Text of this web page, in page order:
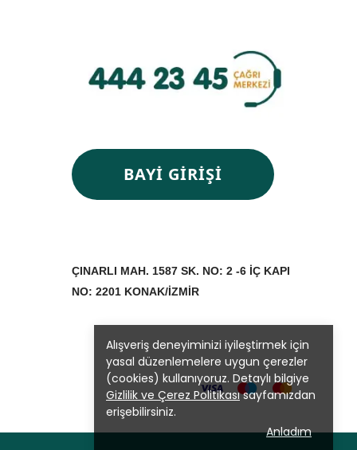
Alışveriş deneyiminizi iyileştirmek için
yasal düzenlemelere uygun çerezler
(cookies) kullanıyoruz. Detaylı bilgiye
Gizlilik ve Çerez Politikasısayfamızdan
erişebilirsiniz.
Anladım
BAYİ GİRİŞİ
ÇINARLI MAH. 1587 SK. NO: 2 -6 İÇ KAPI
NO: 2201 KONAK/İZMİR